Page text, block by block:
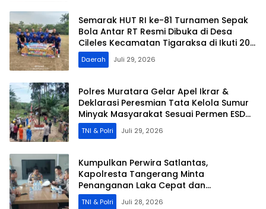
Semarak HUT RI ke-81 Turnamen Sepak
Bola Antar RT Resmi Dibuka di Desa
Cileles Kecamatan Tigaraksa di Ikuti 20
RT
Daerah Juli 29, 2026
Polres Muratara Gelar Apel Ikrar &
Deklarasi Peresmian Tata Kelola Sumur
Minyak Masyarakat Sesuai Permen ESDM
No.14/2025
TNI & Polri Juli 29, 2026
Kumpulkan Perwira Satlantas,
Kapolresta Tangerang Minta
Penanganan Laka Cepat dan
Profesional
TNI & Polri Juli 28, 2026